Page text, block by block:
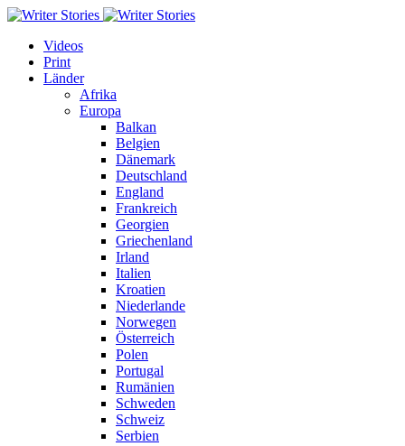
Videos
Print
Länder
Afrika
Europa
Balkan
Belgien
Dänemark
Deutschland
England
Frankreich
Georgien
Griechenland
Irland
Italien
Kroatien
Niederlande
Norwegen
Österreich
Polen
Portugal
Rumänien
Schweden
Schweiz
Serbien